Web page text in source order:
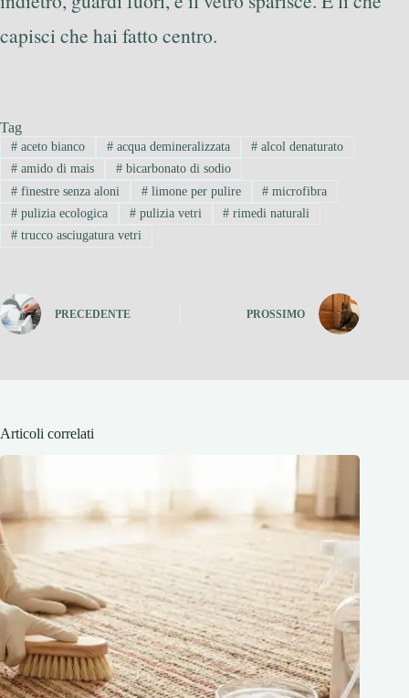
capisci che hai fatto centro.
Tag
#aceto bianco #acqua demineralizzata # alcol denaturato
#amido di mais #bicarbonato di sodio
#finestre senza aloni #limone per pulire # microfibra
#pulizia ecologica #pulizia vetri # rimedi naturali
#trucco asciugatura vetri
PRECEDENTE PROSSIMO
Articoli correlati